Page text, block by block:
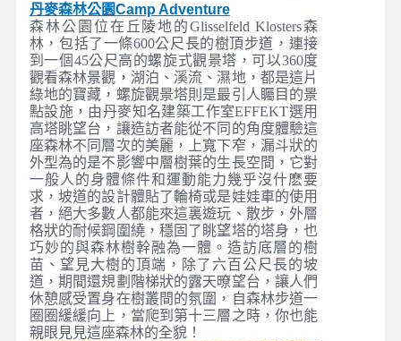
丹麥森林公園Camp Adventure
森林公園位在丘陵地的Glisselfeld Klosters森
林，包括了一條600公尺長的樹頂步道，連接
到一個45公尺高的螺旋式觀景塔，可以360度
觀看森林景觀，湖泊、溪流、濕地，都是這片
綠地的寶藏，螺旋觀景塔則是最引人矚目的景
點設施，由丹麥知名建築工作室EFFEKT選用
高塔眺望台，讓造訪者能從不同的角度體驗這
座森林不同層次的美麗，上寬下窄，漏斗狀的
外型為的是不影響中層樹葉的生長空間，它對
一般人的身體條件和運動能力幾乎沒什麽要
求，坡道的設計體貼了輪椅或是娃娃車的使用
者，絕大多數人都能來這裏遊玩、散步，外層
格狀的耐候鋼圍繞，穩固了眺望塔的塔身，也
巧妙的與森林樹幹融為一體。造訪底層的樹
苗、望見大樹的頂端，除了六百公尺長的坡
道，期間還規劃階梯狀的露天暸望台，讓人們
休憩感受置身在樹叢間的氛圍，自森林步道一
圈圈緩緩向上，當爬到第十三層之時，你也能
親眼見見這座森林的全貌！